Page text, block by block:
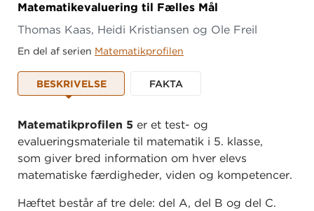
Matematikevaluering til Fælles Mål
Thomas Kaas, Heidi Kristiansen og Ole Freil
En del af serien Matematikprofilen
BESKRIVELSE FAKTA
Matematikprofilen 5 er et test- og
evalueringsmateriale til matematik i 5. klasse,
som giver bred information om hver elevs
matematiske færdigheder, viden og kompetencer.
Hæftet består af tre dele: del A, del B og del C.